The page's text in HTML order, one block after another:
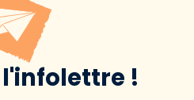
l'infolettre !